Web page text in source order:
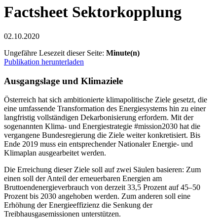
Factsheet Sektorkopplung
02.10.2020
Ungefähre Lesezeit dieser Seite: Minute(n)
Publikation herunterladen
Ausgangslage und Klimaziele
Österreich hat sich ambitionierte klimapolitische Ziele gesetzt, die
eine umfassende Transformation des Energiesystems hin zu einer
langfristig vollständigen Dekarbonisierung erfordern. Mit der
sogenannten Klima- und Energiestrategie #mission2030 hat die
vergangene Bundesregierung die Ziele weiter konkretisiert. Bis
Ende 2019 muss ein entsprechender Nationaler Energie- und
Klimaplan ausgearbeitet werden.
Die Erreichung dieser Ziele soll auf zwei Säulen basieren: Zum
einen soll der Anteil der erneuerbaren Energien am
Bruttoendenergieverbrauch von derzeit 33,5 Prozent auf 45­–50
Prozent bis 2030 angehoben werden. Zum anderen soll eine
Erhöhung der Energieeffizienz die Senkung der
Treibhausgasemissionen unterstützen.